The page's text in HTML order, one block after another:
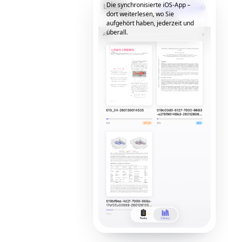
Die synchronisierte iOS-App –
dort weiterlesen, wo Sie
aufgehört haben, jederzeit und
überall.